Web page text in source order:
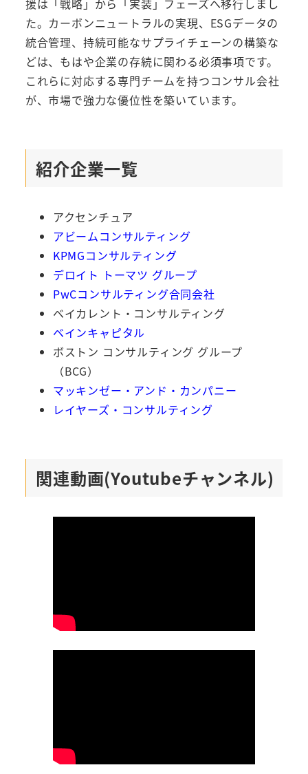
援は「戦略」から「実装」フェーズへ移行しまし
た。カーボンニュートラルの実現、ESGデータの
統合管理、持続可能なサプライチェーンの構築な
どは、もはや企業の存続に関わる必須事項です。
これらに対応する専門チームを持つコンサル会社
が、市場で強力な優位性を築いています。
紹介企業一覧
アクセンチュア
アビームコンサルティング
KPMGコンサルティング
デロイト トーマツ グループ
PwCコンサルティング合同会社
ベイカレント・コンサルティング
ベインキャピタル
ボストン コンサルティング グループ
（BCG）
マッキンゼー・アンド・カンパニー
レイヤーズ・コンサルティング
関連動画(Youtubeチャンネル)